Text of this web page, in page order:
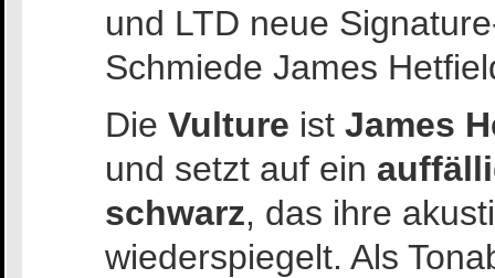
und LTD neue
Schmiede James
Die Vulture ist James
und setzt auf ein
schwarz, das ihre
wiederspiegelt. Als